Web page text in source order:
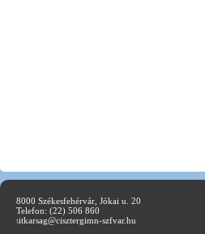
8000 Székesfehérvár, Jókai u. 20
Telefon: (22) 506 860
titkarsag@cisztergimn-szfvar.hu